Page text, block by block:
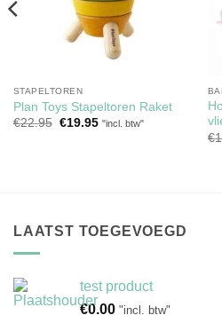
STAPELTOREN
Plan Toys Stapeltoren Raket
€22.95 Oorspronkelijke
€19.95Huidige
"incl. btw"
€
LAATST TOEGEVOEGD
test product
€0.00 "incl. btw"